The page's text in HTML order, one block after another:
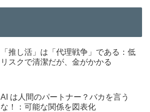
「推し活」は「代理戦争」である：低
リスクで清潔だが、金がかかる
AI は人間のパートナー？バカを言う
な！：可能な関係を図表化